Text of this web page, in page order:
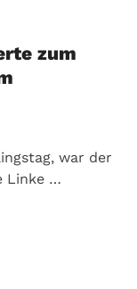
zum
war der
Linke …